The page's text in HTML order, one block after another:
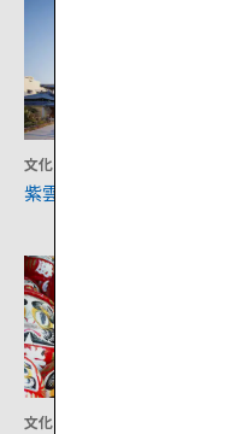
文化
紫雲山 中山寺
文化